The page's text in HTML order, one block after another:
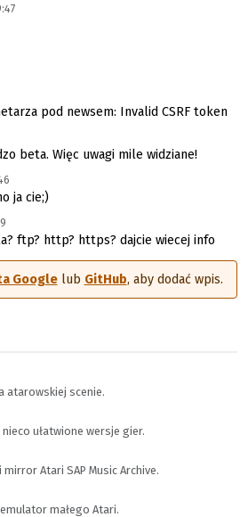
pod newsem: Invalid CSRF token
beta. Więc uwagi mile widziane!
ja cie;)
ftp? http? https? dajcie wiecej info
Googlelub GitHub, aby dodać wpis.
atarowskiej scenie.
ułatwione wersje gier.
Atari SAP Music Archive.
małego Atari.